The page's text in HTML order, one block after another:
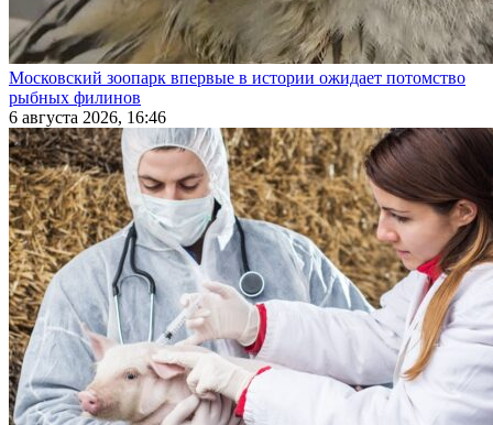
Московский зоопарк впервые в истории ожидает потомство
рыбных филинов
6 августа 2026, 16:46